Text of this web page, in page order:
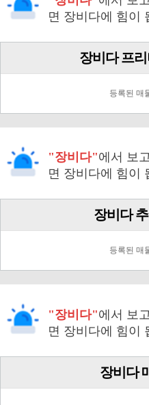
면 장비다에 힘이
장비다 프
등록된 매
"장비다"에서 보
면 장비다에 힘이
장비다
등록된 매
"장비다"에서 보고
면 장비다에 힘이
장비다